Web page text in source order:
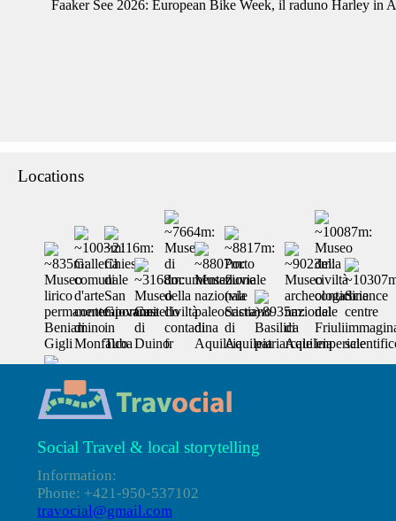
Faaker See 2026: European Bike Week, il raduno Harley in
Locations
Social Travel & local storytelling
Information:
Phone: +421-950-537102
travocial@gmail.com